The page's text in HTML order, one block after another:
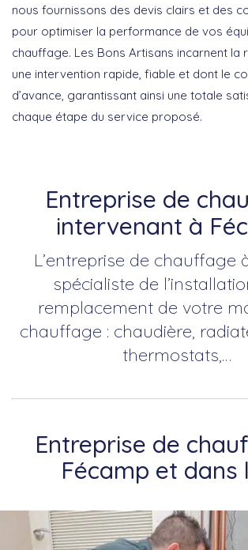
nous fournissons des devis clairs et des
pour optimiser la performance de vos
chauffage. Les Bons Artisans incarnent la
une intervention rapide, fiable et dont le
d’avance, garantissant ainsi une totale
chaque étape du service proposé.
Entreprise de
intervenant à
L’entreprise de chauffage
spécialiste de
remplacement de votre
chauffage : chaudière,
thermostats,…
Entreprise de
Fécamp et dans